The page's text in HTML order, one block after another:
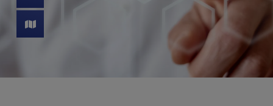
und schließen